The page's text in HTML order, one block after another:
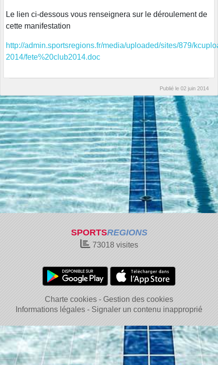
Le lien ci-dessous vous renseignera sur le déroulement de
cette manifestation
http://admin.sportsregions.fr/media/uploaded/sites/879/
2014/fete%20club2014.doc
Publié le 02 juin 2014
SPORTSREGIONS
73018visites
Charte cookies
Gestion des cookies
Informations légales
Signaler un contenu inapproprié